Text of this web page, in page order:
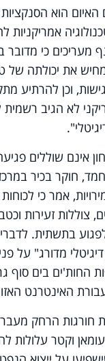
האיום הוא
אמריקניות
מעריכים כי
את יכולתה של
וכן להרתיע
לא הגיב
אינם שוללים
חוקר בכיר
אמר כי
צוללות זעירות
בתשתית.
דיגיטלי מדורג" על
החות'ים בים סוף
האינטרנט
חורגות הרחק
וקטר עלולות